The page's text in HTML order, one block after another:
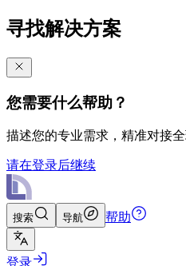
寻找解决方案
您需要什么帮助？
描述您的专业需求，精准对接
请在登录后继续
搜索 导航 帮助
登录